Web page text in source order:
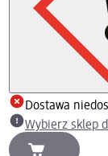
Dostawa
Wybierz sklep